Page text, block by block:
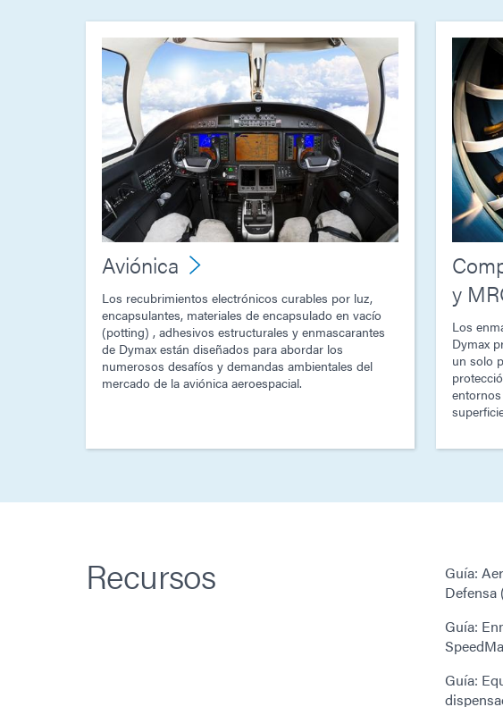
Aviónica
Los recubrimientos electrónicos curables por luz,
encapsulantes, materiales de encapsulado en vacío
(potting) , adhesivos estructurales y enmascarantes
de Dymax están diseñados para abordar los
numerosos desafíos y demandas ambientales del
mercado de la aviónica aeroespacial.
y
Los
Dymax
un solo
Recursos
Guía:
Defensa
Guía:
Guía: